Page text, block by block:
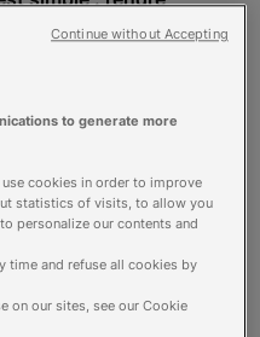
accessibles à
et
qui a du
de personnes
des difficultés
des transports,
du public.
solidaire agréée
to generate more
cookies in order to improve
statistics of visits, to allow you
personalize our contents and
time and refuse all cookies by
on our sites, see our Cookie
Continue without Accepting